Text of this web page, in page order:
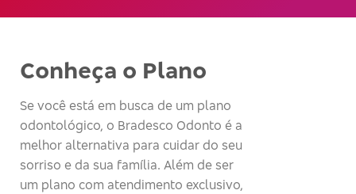
Conheça o Plano
Se você está em busca de um plano
odontológico, o Bradesco Odonto é a
melhor alternativa para cuidar do seu
sorriso e da sua família. Além de ser
um plano com atendimento exclusivo,